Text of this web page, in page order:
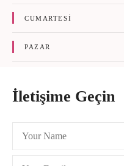
CUMARTESI
PAZAR
İletişime Geçin